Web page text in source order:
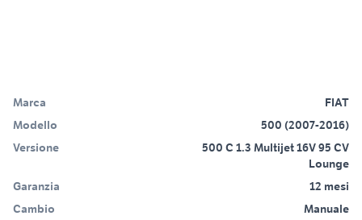
Marca
FIAT
Modello
500 (2007-2016)
Versione
500 C 1.3 Multijet 16V 95 CV
Lounge
Garanzia
12 mesi
Cambio
Manuale